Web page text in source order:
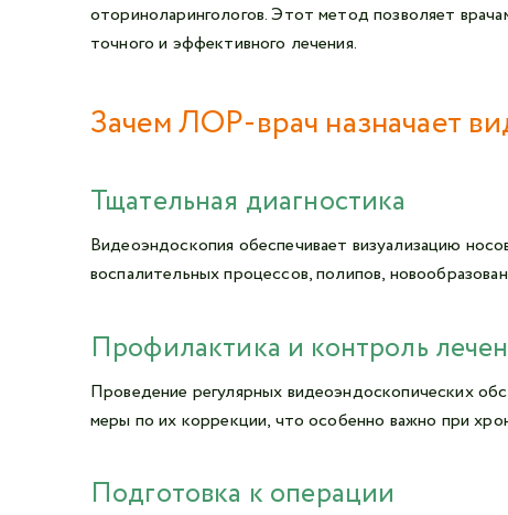
оториноларингологов. Этот метод позволяет
точного и эффективного лечения.
Зачем ЛОР-врач назначает
Тщательная диагностика
Видеоэндоскопия обеспечивает визуализацию
воспалительных процессов, полипов,
Профилактика и контроль
Проведение регулярных видеоэндоскопических
меры по их коррекции, что особенно важно при
Подготовка к операции